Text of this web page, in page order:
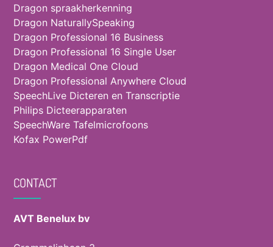
Dragon spraakherkenning
Dragon NaturallySpeaking
Dragon Professional 16 Business
Dragon Professional 16 Single User
Dragon Medical One Cloud
Dragon Professional Anywhere Cloud
SpeechLive Dicteren en Transcriptie
Philips Dicteerapparaten
SpeechWare Tafelmicrofoons
Kofax PowerPdf
CONTACT
AVT Benelux bv